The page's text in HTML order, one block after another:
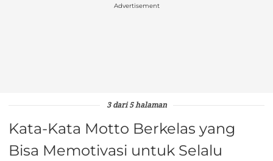
Advertisement
3 dari 5 halaman
Kata-Kata Motto Berkelas yang
Bisa Memotivasi untuk Selalu